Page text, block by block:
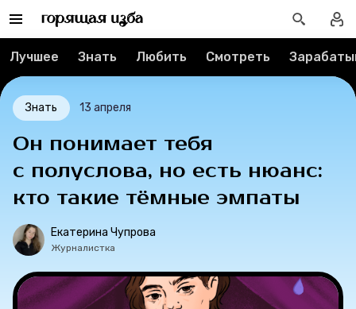
О проекте
Мерч
О компании
Рубрики
Новости
Лучшее
Тесты
Лучшее Знать Любить Смотреть
Знать 13 апреля
Он понимает тебя
с полуслова, но есть нюанс:
кто такие тёмные эмпаты
Екатерина Чупрова
Журналистка